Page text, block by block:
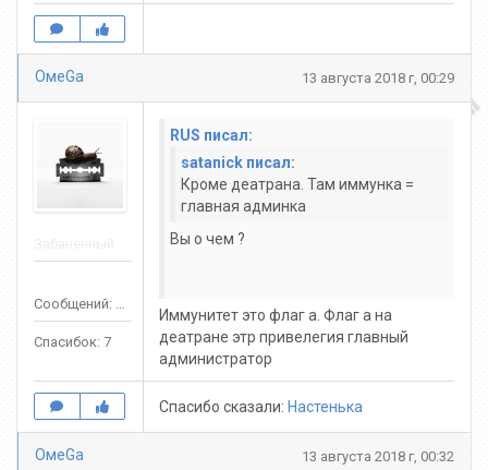
ОмeGa 13 августа 2018 г, 00:29
Сообщений: 60
Спасибок: 7
RUS писал:
satanick писал:
Кpоме деатpана. Там иммунка =
главная админка
Вы о чем ?
Иммунитет это флаг а. Флаг а на
деатране этр привелегия главный
администратор
Спасибо сказали: Настенька
ОмeGa 13 августа 2018 г, 00:32